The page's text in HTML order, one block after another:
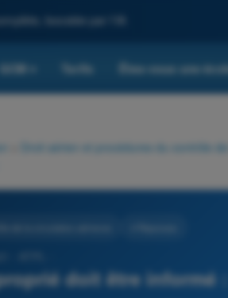
boostée par l'IA
QCM Tarifs Êtes-vous une
Droit aérien et procédures du contrôle de
doit être informé :